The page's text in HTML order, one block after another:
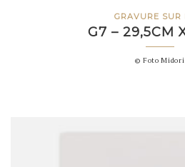
GRAVURE SUR
G7 – 29,5CM
© Foto Midori